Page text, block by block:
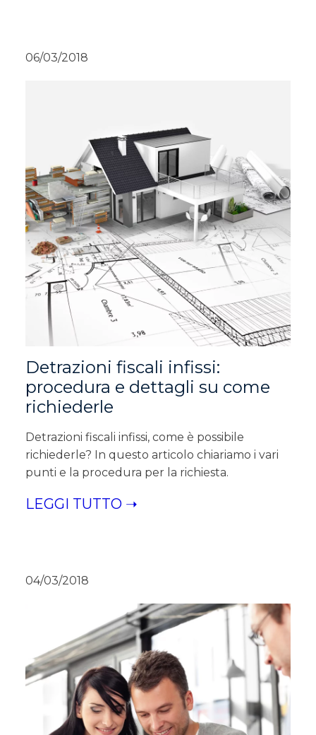
06/03/2018
Detrazioni fiscali infissi:
procedura e dettagli su come
richiederle
Detrazioni fiscali infissi, come è possibile
richiederle? In questo articolo chiariamo i vari
punti e la procedura per la richiesta.
LEGGI TUTTO ➝
04/03/2018